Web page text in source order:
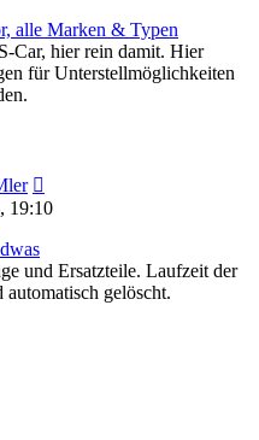
alle Marken & Typen
Car, hier rein damit. Hier
für Unterstellmöglichkeiten
Beitrag
19:10
und Ersatzteile. Laufzeit der
gelöscht.